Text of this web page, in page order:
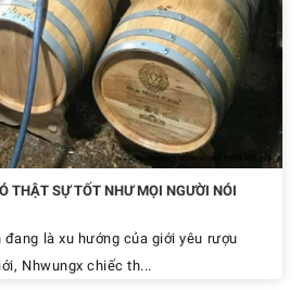
THẬT SỰ TỐT NHƯ MỌI NGƯỜI NÓI
đang là xu hướng của giới yêu rượu
Nhwungx chiếc th...